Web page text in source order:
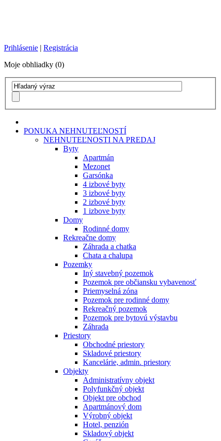
Prihlásenie | Registrácia
Moje obhliadky (0)
PONUKA NEHNUTEĽNOSTÍ
NEHNUTEĽNOSTI NA PREDAJ
Byty
Apartmán
Mezonet
Garsónka
4 izbové byty
3 izbové byty
2 izbové byty
1 izbove byty
Domy
Rodinné domy
Rekreačne domy
Záhrada a chatka
Chata a chalupa
Pozemky
Iný stavebný pozemok
Pozemok pre občiansku vybavenosť
Priemyselná zóna
Pozemok pre rodinné domy
Rekreačný pozemok
Pozemok pre bytovú výstavbu
Záhrada
Priestory
Obchodné priestory
Skladové priestory
Kancelárie, admin. priestory
Objekty
Administratívny objekt
Polyfunkčný objekt
Objekt pre obchod
Apartmánový dom
Výrobný objekt
Hotel, penzión
Skladový objekt